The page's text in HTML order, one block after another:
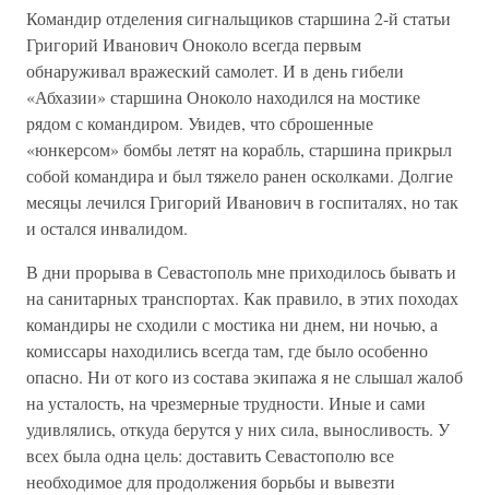
Командир отделения сигнальщиков старшина 2-й статьи
Григорий Иванович Оноколо всегда первым
обнаруживал вражеский самолет. И в день гибели
«Абхазии» старшина Оноколо находился на мостике
рядом с командиром. Увидев, что сброшенные
«юнкерсом» бомбы летят на корабль, старшина прикрыл
собой командира и был тяжело ранен осколками. Долгие
месяцы лечился Григорий Иванович в госпиталях, но так
и остался инвалидом.
В дни прорыва в Севастополь мне приходилось бывать и
на санитарных транспортах. Как правило, в этих походах
командиры не сходили с мостика ни днем, ни ночью, а
комиссары находились всегда там, где было особенно
опасно. Ни от кого из состава экипажа я не слышал жалоб
на усталость, на чрезмерные трудности. Иные и сами
удивлялись, откуда берутся у них сила, выносливость. У
всех была одна цель: доставить Севастополю все
необходимое для продолжения борьбы и вывезти